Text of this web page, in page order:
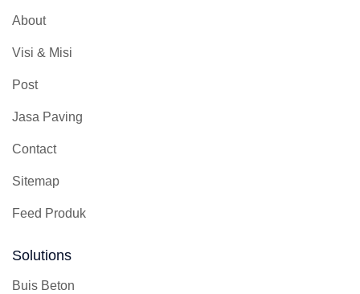
About
Visi & Misi
Post
Jasa Paving
Contact
Sitemap
Feed Produk
Solutions
Buis Beton